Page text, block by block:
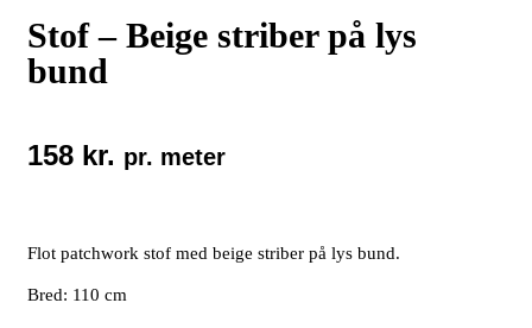
Stof – Beige striber på lys
bund
158 kr. pr. meter
Flot patchwork stof med beige striber på lys bund.
Bred: 110 cm